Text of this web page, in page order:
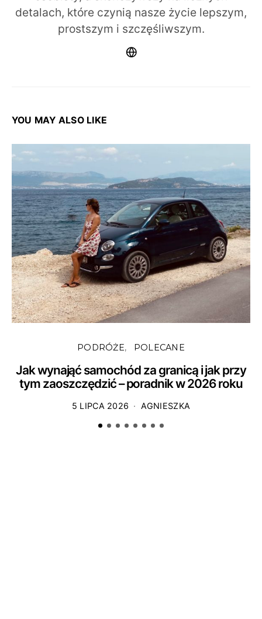
detalach, które czynią nasze życie lepszym,
prostszym i szczęśliwszym.
YOU MAY ALSO LIKE
PODRÓŻE POLECANE
Jak wynająć samochód za granicą i jak przy
tym zaoszczędzić – poradnik w 2026 roku
5 LIPCA 2026 AGNIESZKA